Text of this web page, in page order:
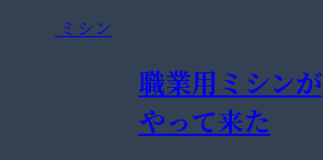
ミシン
職業用ミシンが
やって来た